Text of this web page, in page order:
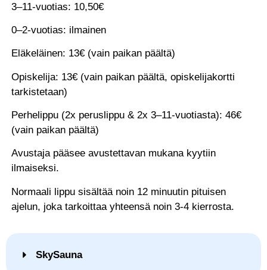
3–11-vuotias: 10,50€
0–2-vuotias: ilmainen
Eläkeläinen: 13€ (vain paikan päältä)
Opiskelija: 13€ (vain paikan päältä, opiskelijakortti
tarkistetaan)
​Perhelippu (2x peruslippu & 2x 3–11-vuotiasta): 46€
(vain paikan päältä)
Avustaja pääsee avustettavan mukana kyytiin
ilmaiseksi.
Normaali lippu sisältää noin 12 minuutin pituisen
ajelun, joka tarkoittaa yhteensä noin 3-4 kierrosta.
SkySauna